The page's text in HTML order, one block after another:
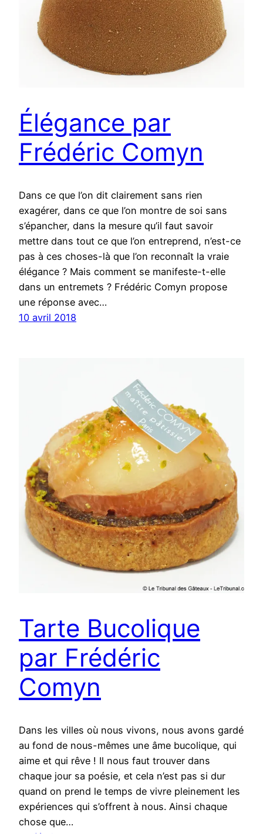
Élégance par
Frédéric Comyn
Dans ce que l’on dit clairement sans rien
exagérer, dans ce que l’on montre de soi sans
s’épancher, dans la mesure qu’il faut savoir
mettre dans tout ce que l’on entreprend, n’est-ce
pas à ces choses-là que l’on reconnaît la vraie
élégance ? Mais comment se manifeste-t-elle
dans un entremets ? Frédéric Comyn propose
une réponse avec…
10 avril 2018
Tarte Bucolique
par Frédéric
Comyn
Dans les villes où nous vivons, nous avons gardé
au fond de nous-mêmes une âme bucolique, qui
aime et qui rêve ! Il nous faut trouver dans
chaque jour sa poésie, et cela n’est pas si dur
quand on prend le temps de vivre pleinement les
expériences qui s’offrent à nous. Ainsi chaque
chose que…
25 février 2017